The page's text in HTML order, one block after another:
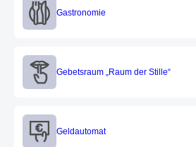
Gastronomie
Gastronomie
Gebetsraum „Raum der Stille“
Gebetsraum „Raum der Stille“
Geldautomat
Geldautomat